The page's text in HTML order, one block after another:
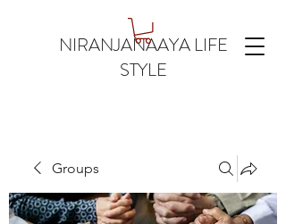
NIRANJANAAYA LIFE
STYLE
Groups